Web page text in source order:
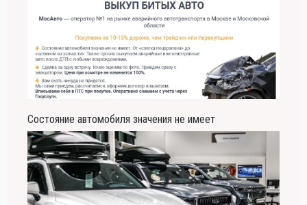
Состояние автомобиля значения не имеет